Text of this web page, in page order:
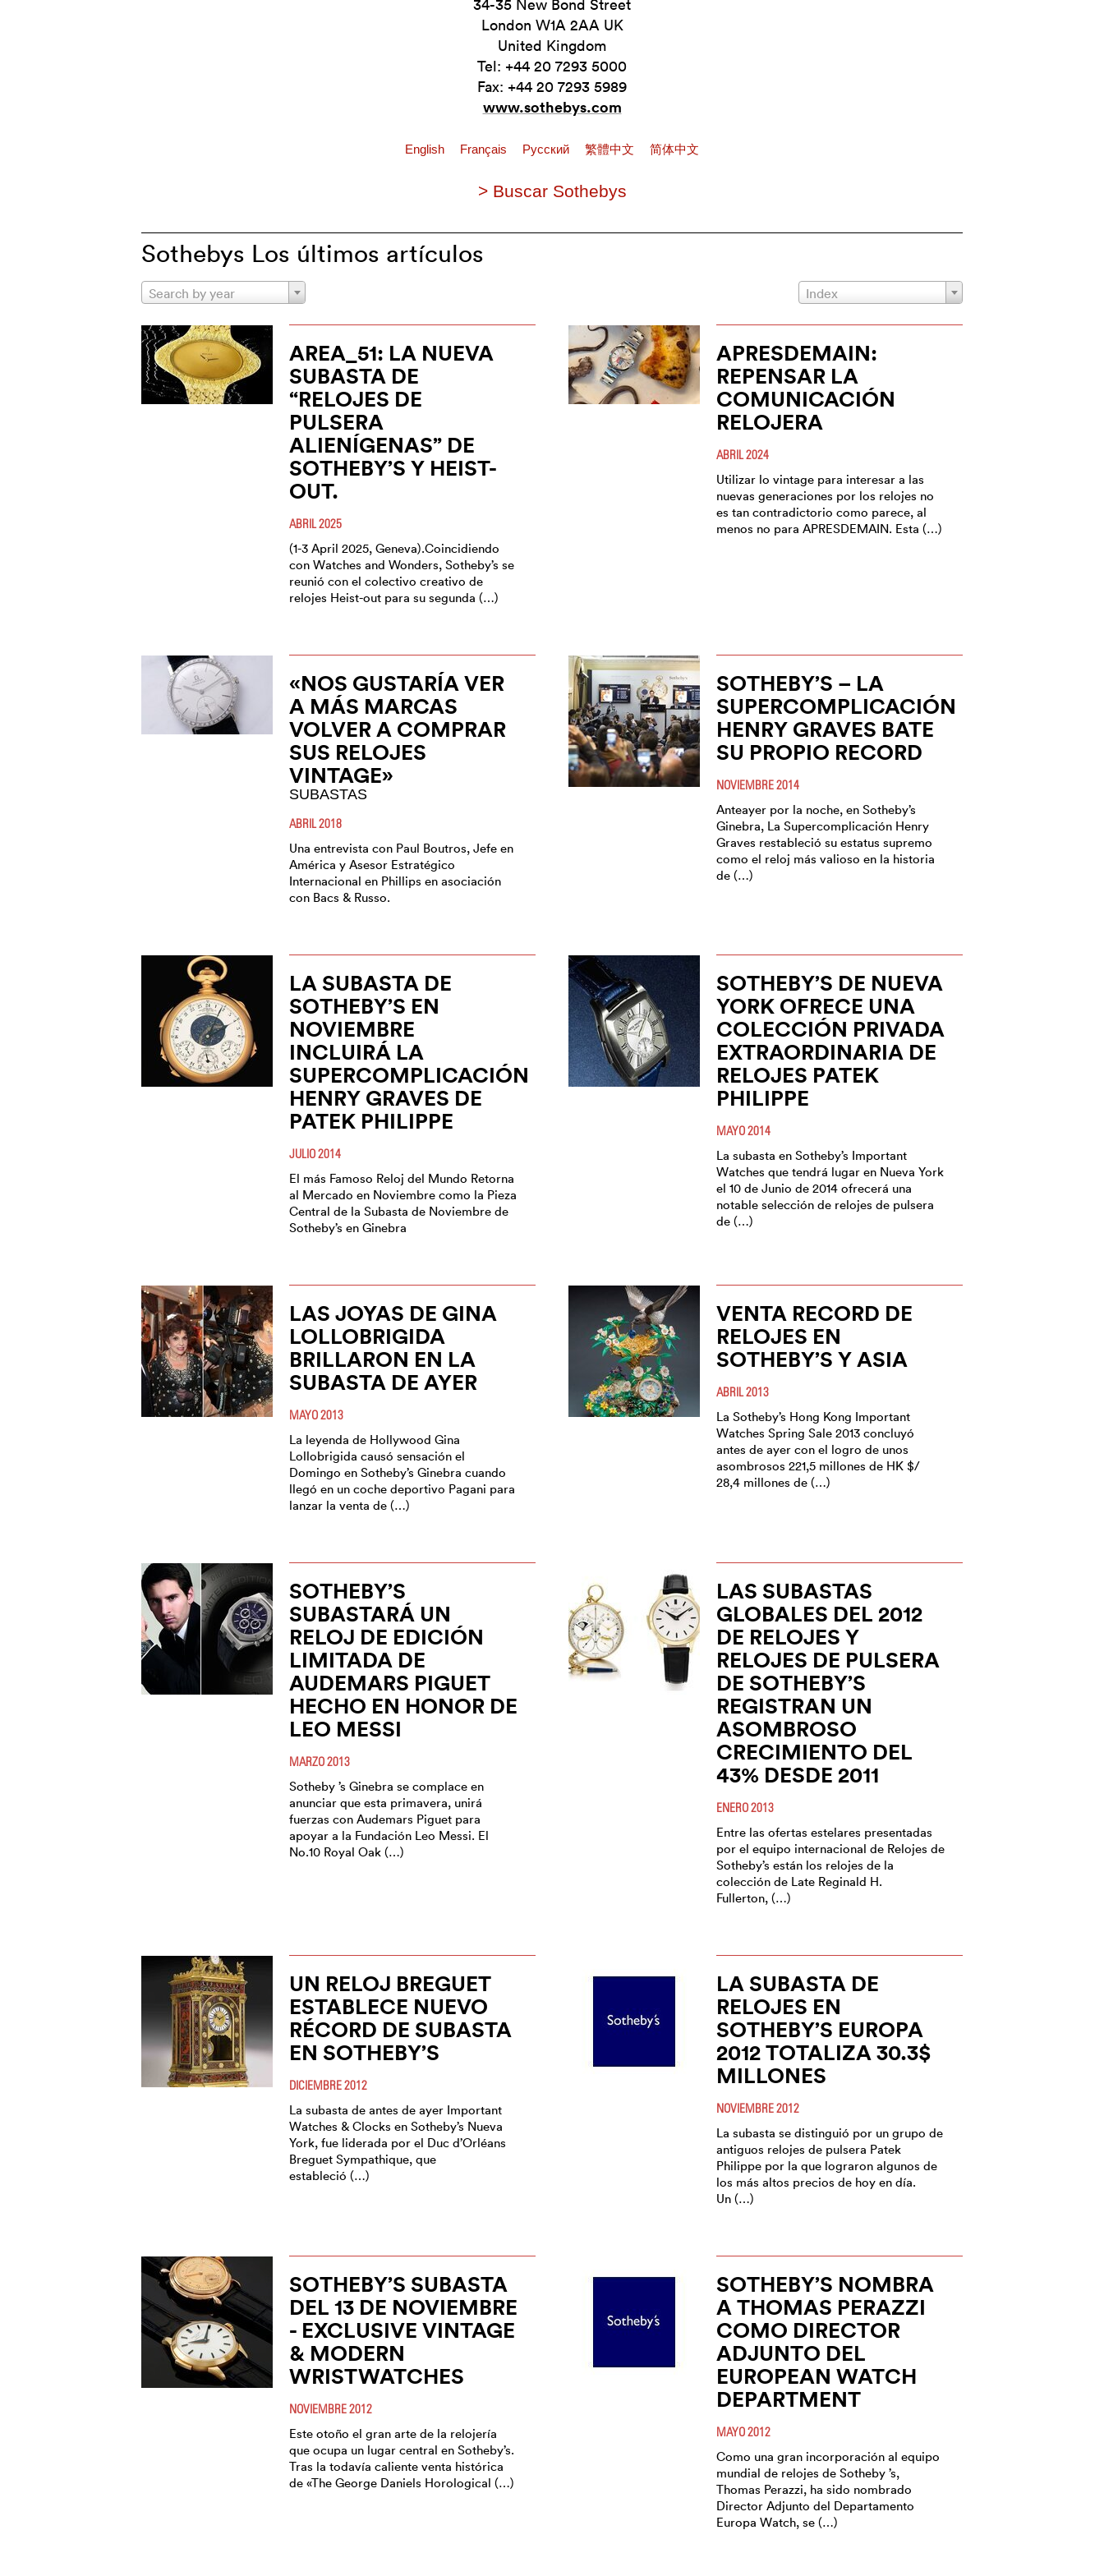
34-35 New Bond Street
London W1A 2AA UK
United Kingdom
Tel: +44 20 7293 5000
Fax: +44 20 7293 5989
www.sothebys.com
English Français Pусский 繁體中文 简体中文
> Buscar Sothebys
Sothebys Los últimos artículos
Search by year Index
AREA_51: LA NUEVA
SUBASTA DE
“RELOJES DE
PULSERA
ALIENÍGENAS” DE
SOTHEBY’S Y HEIST-
OUT.
ABRIL 2025
(1-3 April 2025, Geneva).Coincidiendo
con Watches and Wonders, Sotheby’s se
reunió con el colectivo creativo de
relojes Heist-out para su segunda (…)
APRESDEMAIN:
REPENSAR LA
COMUNICACIÓN
RELOJERA
ABRIL 2024
Utilizar lo vintage para interesar a las
nuevas generaciones por los relojes no
es tan contradictorio como parece, al
menos no para APRESDEMAIN. Esta (…)
«NOS GUSTARÍA VER
A MÁS MARCAS
VOLVER A COMPRAR
SUS RELOJES
VINTAGE»
SUBASTAS
ABRIL 2018
Una entrevista con Paul Boutros, Jefe en
América y Asesor Estratégico
Internacional en Phillips en asociación
con Bacs & Russo.
SOTHEBY’S – LA
SUPERCOMPLICACIÓN
HENRY GRAVES BATE
SU PROPIO RECORD
NOVIEMBRE 2014
Anteayer por la noche, en Sotheby’s
Ginebra, La Supercomplicación Henry
Graves restableció su estatus supremo
como el reloj más valioso en la historia
de (…)
LA SUBASTA DE
SOTHEBY’S EN
NOVIEMBRE
INCLUIRÁ LA
SUPERCOMPLICACIÓN
HENRY GRAVES DE
PATEK PHILIPPE
JULIO 2014
El más Famoso Reloj del Mundo Retorna
al Mercado en Noviembre como la Pieza
Central de la Subasta de Noviembre de
Sotheby’s en Ginebra
SOTHEBY’S DE NUEVA
YORK OFRECE UNA
COLECCIÓN PRIVADA
EXTRAORDINARIA DE
RELOJES PATEK
PHILIPPE
MAYO 2014
La subasta en Sotheby’s Important
Watches que tendrá lugar en Nueva York
el 10 de Junio de 2014 ofrecerá una
notable selección de relojes de pulsera
de (…)
LAS JOYAS DE GINA
LOLLOBRIGIDA
BRILLARON EN LA
SUBASTA DE AYER
MAYO 2013
La leyenda de Hollywood Gina
Lollobrigida causó sensación el
Domingo en Sotheby’s Ginebra cuando
llegó en un coche deportivo Pagani para
lanzar la venta de (…)
VENTA RECORD DE
RELOJES EN
SOTHEBY’S Y ASIA
ABRIL 2013
La Sotheby’s Hong Kong Important
Watches Spring Sale 2013 concluyó
antes de ayer con el logro de unos
asombrosos 221,5 millones de HK $/
28,4 millones de (…)
SOTHEBY’S
SUBASTARÁ UN
RELOJ DE EDICIÓN
LIMITADA DE
AUDEMARS PIGUET
HECHO EN HONOR DE
LEO MESSI
MARZO 2013
Sotheby ’s Ginebra se complace en
anunciar que esta primavera, unirá
fuerzas con Audemars Piguet para
apoyar a la Fundación Leo Messi. El
No.10 Royal Oak (…)
LAS SUBASTAS
GLOBALES DEL 2012
DE RELOJES Y
RELOJES DE PULSERA
DE SOTHEBY’S
REGISTRAN UN
ASOMBROSO
CRECIMIENTO DEL
43% DESDE 2011
ENERO 2013
Entre las ofertas estelares presentadas
por el equipo internacional de Relojes de
Sotheby’s están los relojes de la
colección de Late Reginald H.
Fullerton, (…)
UN RELOJ BREGUET
ESTABLECE NUEVO
RÉCORD DE SUBASTA
EN SOTHEBY’S
DICIEMBRE 2012
La subasta de antes de ayer Important
Watches & Clocks en Sotheby’s Nueva
York, fue liderada por el Duc d’Orléans
Breguet Sympathique, que
estableció (…)
LA SUBASTA DE
RELOJES EN
SOTHEBY’S EUROPA
2012 TOTALIZA 30.3$
MILLONES
NOVIEMBRE 2012
La subasta se distinguió por un grupo de
antiguos relojes de pulsera Patek
Philippe por la que lograron algunos de
los más altos precios de hoy en día.
Un (…)
SOTHEBY’S SUBASTA
DEL 13 DE NOVIEMBRE
- EXCLUSIVE VINTAGE
& MODERN
WRISTWATCHES
NOVIEMBRE 2012
Este otoño el gran arte de la relojería
que ocupa un lugar central en Sotheby’s.
Tras la todavía caliente venta histórica
de «The George Daniels Horological (…)
SOTHEBY’S NOMBRA
A THOMAS PERAZZI
COMO DIRECTOR
ADJUNTO DEL
EUROPEAN WATCH
DEPARTMENT
MAYO 2012
Como una gran incorporación al equipo
mundial de relojes de Sotheby ’s,
Thomas Perazzi, ha sido nombrado
Director Adjunto del Departamento
Europa Watch, se (…)